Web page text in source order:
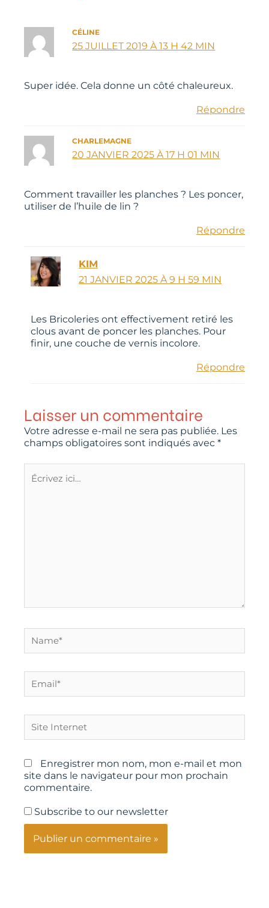
CÉLINE
25 JUILLET 2019 À 13 H 42 MIN
Super idée. Cela donne un côté chaleureux.
Répondre
CHARLEMAGNE
20 JANVIER 2025 À 17 H 01 MIN
Comment travailler les planches ? Les poncer,
utiliser de l’huile de lin ?
Répondre
KIM
21 JANVIER 2025 À 9 H 59 MIN
Les Bricoleries ont effectivement retiré les
clous avant de poncer les planches. Pour
finir, une couche de vernis incolore.
Répondre
Laisser un commentaire
Votre adresse e-mail ne sera pas publiée. Les
champs obligatoires sont indiqués avec *
ici…
Internet
Enregistrer mon nom, mon e-mail et mon
site dans le navigateur pour mon prochain
commentaire.
Subscribe to our newsletter